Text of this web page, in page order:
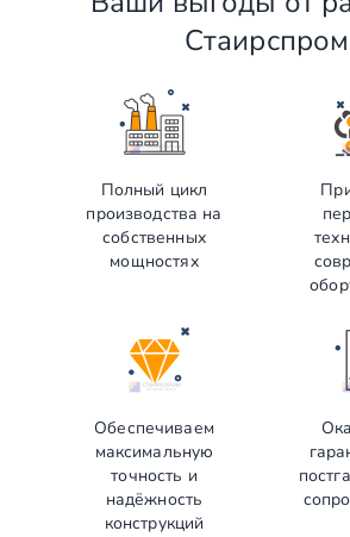
Стаирспром
Полный цикл
производства на
собственных
мощностях
Обеспечиваем
максимальную
точность и
надёжность
конструкций